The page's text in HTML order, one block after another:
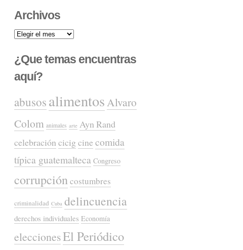
Archivos
Archivos
¿Que temas encuentras
aquí?
abusos alimentosAlvaro
Colom animales arte Ayn Rand
celebración cicig cine comida
típica guatemalteca Congreso
corrupcióncostumbres
criminalidad Cuba delincuencia
derechos individuales Economía
eleccionesEl Periódico